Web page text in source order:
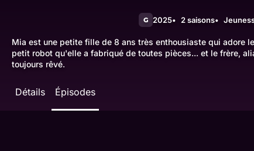
G 2025 2 saisons
Mia est une petite fille de 8 ans très enthousiaste qui adore
petit robot qu'elle a fabriqué de toutes pièces... et le frère,
toujours rêvé.
Détails Épisodes